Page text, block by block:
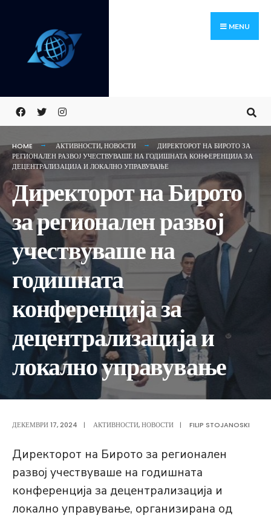
content
MENU
HOME АКТИВНОСТИ,НОВОСТИ
ДИРЕКТОРОТ НА БИРОТО ЗА
РЕГИОНАЛЕН РАЗВОЈ УЧЕСТВУВАШЕ НА ГОДИШНАТА КОНФЕРЕНЦИЈА ЗА
ДЕЦЕНТРАЛИЗАЦИЈА И ЛОКАЛНО УПРАВУВАЊЕ
Директорот на Бирото
за регионален развој
учествуваше на
годишната
конференција за
децентрализација и
локално управување
ДЕКЕМВРИ 17, 2024 | АКТИВНОСТИ,НОВОСТИ | FILIP STOJANOSKI
Директорот на Бирото за регионален
развој учествуваше на годишната
конференција за децентрализација и
локално управување, организирана од